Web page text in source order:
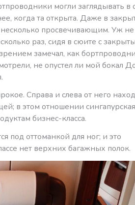
могли заглядывать в
когда та открыта. Даже в
просвечивающим. Уж
раз, сидя в сюите с
замечал, как
не опустел ли мой бокал
Справа и слева от него
в этом отношении сингапурская
бизнес-класса.
под оттоманкой для ног; и это
нет верхних багажных полок.